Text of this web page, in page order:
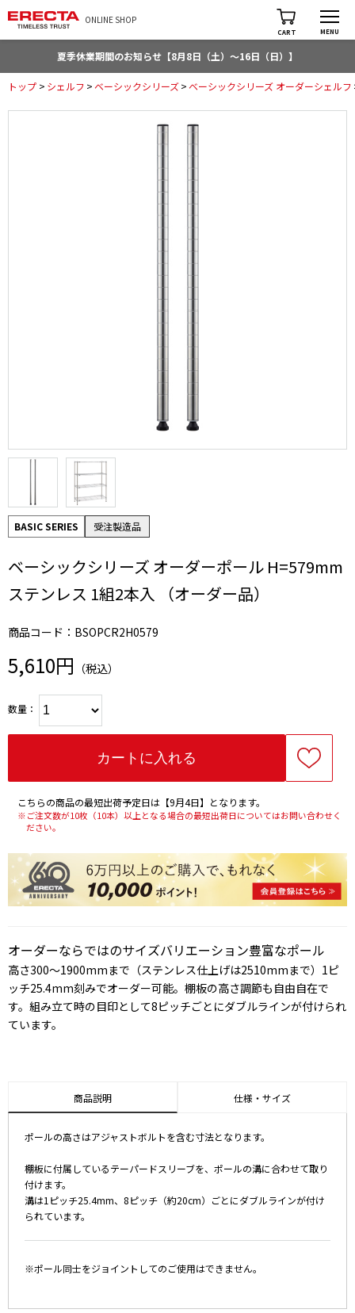
ONLINE SHOP
CART MENU
夏季休業期間のお知らせ【8月8日（土）～16日（日）】
トップ > シェルフ >ベーシックシリーズ>ベーシックシリーズ オーダーシェルフ
BASIC SERIES 受注製造品
ベーシックシリーズ オーダーポール H=579mm
ステンレス 1組2本入 （オーダー品）
商品コード：BSOPCR2H0579
5,610円 （税込）
数量：
こちらの商品の最短出荷予定日は【9月4日】となります。
※ご注文数が10枚（10本）以上となる場合の最短出荷日についてはお問い合わせく
ださい。
オーダーならではのサイズバリエーション豊富なポール
高さ300～1900mmまで（ステンレス仕上げは2510mmまで）1ピ
ッチ25.4mm刻みでオーダー可能。棚板の高さ調節も自由自在で
す。組み立て時の目印として8ピッチごとにダブルラインが付けられ
ています。
商品説明 仕様・サイズ
ポールの高さはアジャストボルトを含む寸法となります。
棚板に付属しているテーパードスリーブを、ポールの溝に合わせて取り
付けます。
溝は1ピッチ25.4mm、8ピッチ（約20cm）ごとにダブルラインが付け
られています。
※ポール同士をジョイントしてのご使用はできません。